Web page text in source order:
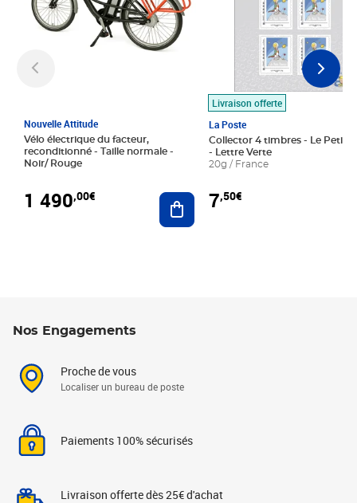
Nouvelle Attitude
Vélo électrique du facteur,
reconditionné - Taille normale -
Noir/ Rouge
1 490,00€ Ajouter au panier
Livraison offerte
La Poste
Collector 4 timbres - Le Petit
- Lettre Verte
20g / France
7,50€
Nos Engagements
Proche de vous
Localiser un bureau de poste
Paiements 100% sécurisés
Livraison offerte dès 25€ d'achat